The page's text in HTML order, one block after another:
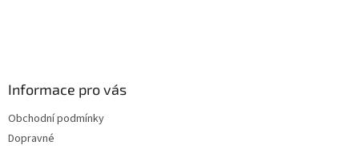
Informace pro vás
Obchodní podmínky
Dopravné